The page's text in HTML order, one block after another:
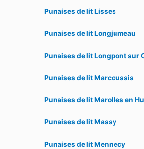
Punaises de lit Lisses
Punaises de lit Longjumeau
Punaises de lit Longpont sur
Punaises de lit Marcoussis
Punaises de lit Marolles en
Punaises de lit Massy
Punaises de lit Mennecy